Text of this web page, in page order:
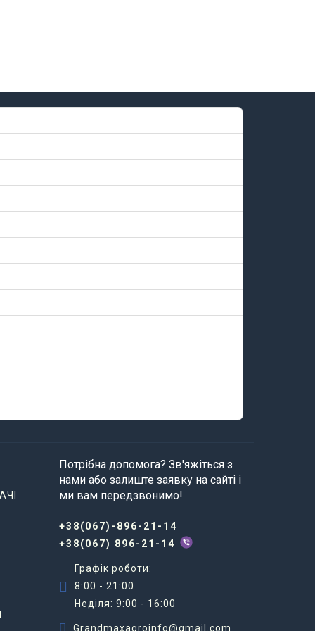
Потрібна допомога? Зв'яжіться з
нами або залиште заявку на сайті і
ми вам передзвонимо!
+38(067)-896-21-14
+38(067) 896-21-14
Графік роботи:
8:00 - 21:00
Неділя: 9:00 - 16:00
Grandmaxagroinfo@gmail.com